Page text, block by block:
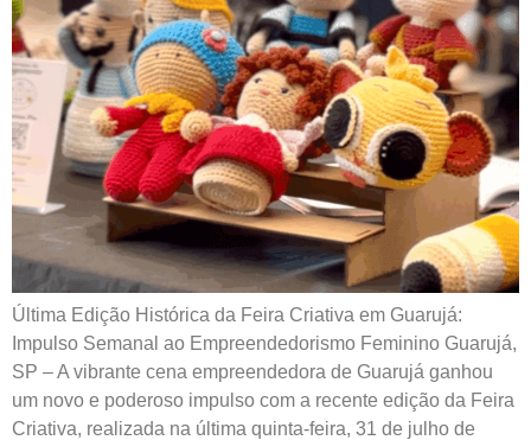
Última Edição Histórica da Feira Criativa em Guarujá:
Impulso Semanal ao Empreendedorismo Feminino Guarujá,
SP – A vibrante cena empreendedora de Guarujá ganhou
um novo e poderoso impulso com a recente edição da Feira
Criativa, realizada na última quinta-feira, 31 de julho de